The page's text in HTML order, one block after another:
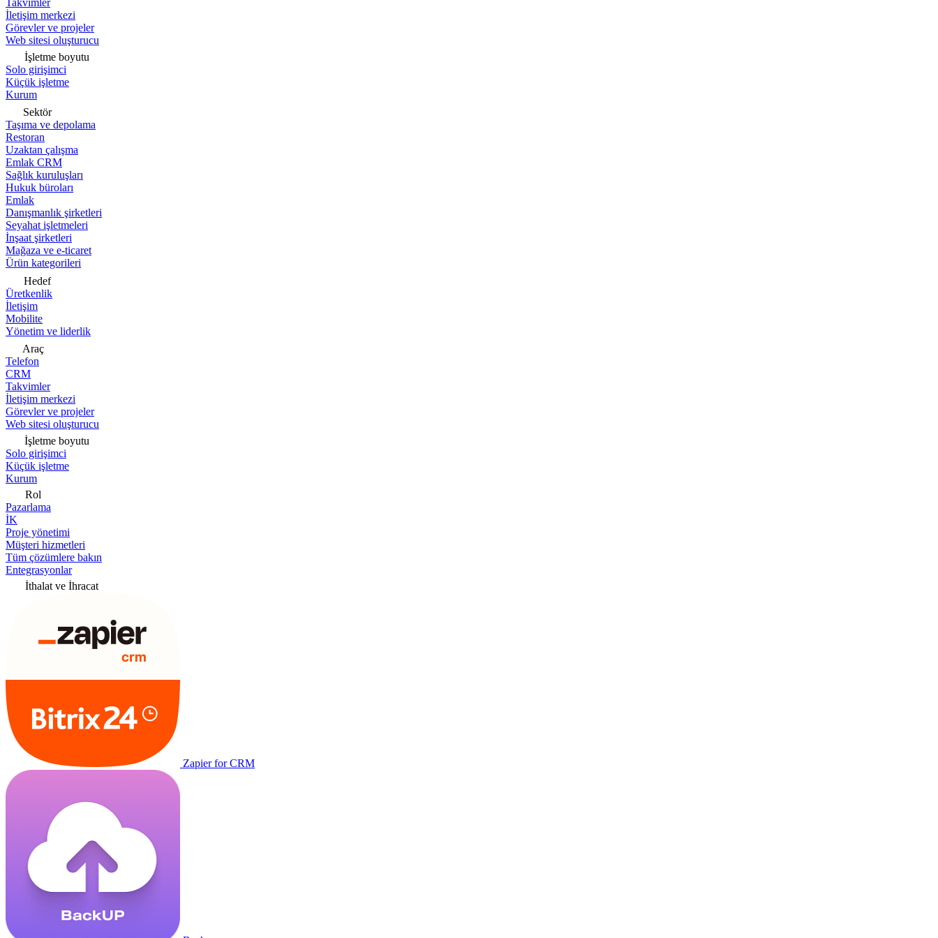
Takvimler
İletişim merkezi
Görevler ve projeler
Web sitesi oluşturucu
İşletme boyutu
Solo girişimci
Küçük işletme
Kurum
Sektör
Taşıma ve depolama
Restoran
Uzaktan çalışma
Emlak CRM
Sağlık kuruluşları
Hukuk büroları
Emlak
Danışmanlık şirketleri
Seyahat işletmeleri
İnşaat şirketleri
Mağaza ve e-ticaret
Ürün kategorileri
Hedef
Üretkenlik
İletişim
Mobilite
Yönetim ve liderlik
Araç
Telefon
CRM
Takvimler
İletişim merkezi
Görevler ve projeler
Web sitesi oluşturucu
İşletme boyutu
Solo girişimci
Küçük işletme
Kurum
Rol
Pazarlama
İK
Proje yönetimi
Müşteri hizmetleri
Tüm çözümlere bakın
Entegrasyonlar
İthalat ve İhracat
Zapier for CRM